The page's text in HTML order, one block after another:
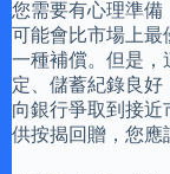
您需要有心理準備
可能會比市場上
一種補償。但是，
定、儲蓄紀錄良好
向銀行爭取到接近
供按揭回贈，您應